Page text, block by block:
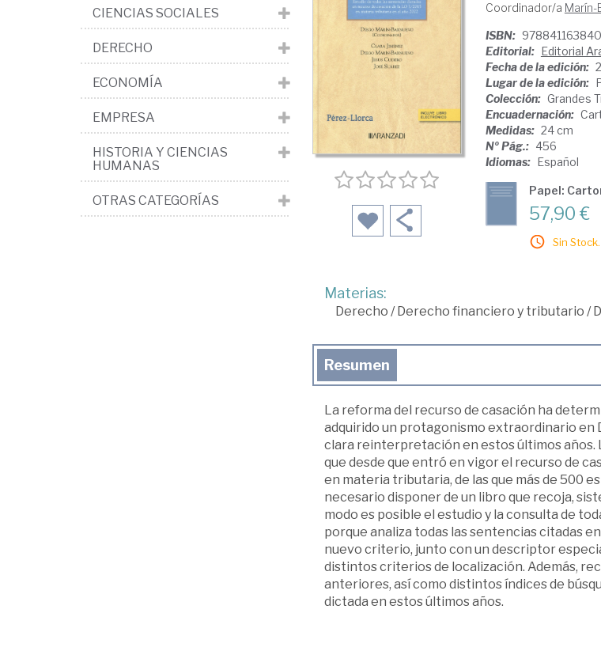
Coordinador/a Marín-
ISBN:
Editorial: Editorial
Fecha de la edición:
Lugar de la edición:
Colección: Grandes
Encuadernación:
Medidas: 24 cm
Nº Pág.: 456
Idiomas: Español
Papel:
57,90 €
Sin
Materias:
Derecho /Derecho financiero y tributario /
Resumen
La reforma del recurso de casación ha
adquirido un protagonismo extraordinario en
clara reinterpretación en estos últimos años.
que desde que entró en vigor el recurso de
en materia tributaria, de las que más de 500
necesario disponer de un libro que recoja,
modo es posible el estudio y la consulta de
porque analiza todas las sentencias citadas
nuevo criterio, junto con un descriptor
distintos criterios de localización. Además,
anteriores, así como distintos índices de
dictada en estos últimos años.
CIENCIAS SOCIALES
DERECHO
ECONOMÍA
EMPRESA
HISTORIA Y CIENCIAS
HUMANAS
OTRAS CATEGORÍAS